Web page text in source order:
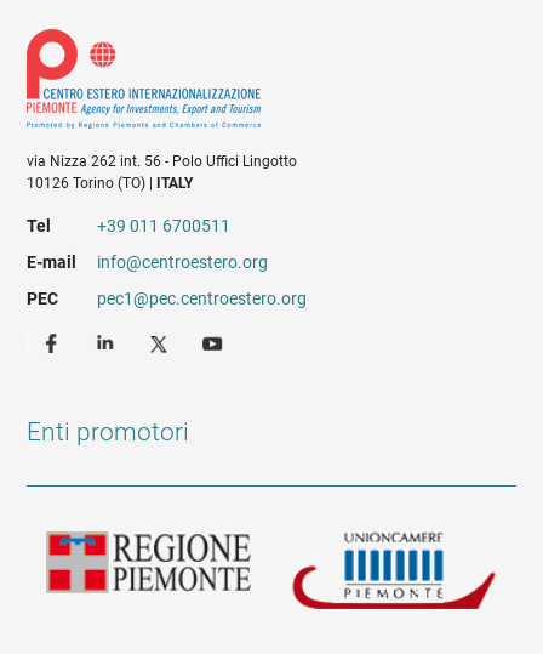
via Nizza 262 int. 56 - Polo Uffici Lingotto
10126 Torino (TO) |ITALY
Tel
+39 011 6700511
E-mail
info@centroestero.org
PEC
pec1@pec.centroestero.org
Enti promotori